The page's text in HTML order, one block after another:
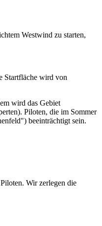
Westwind zu starten,
Startfläche wird von
wird das Gebiet
Piloten, die im Sommer
beeinträchtigt sein.
Wir zerlegen die